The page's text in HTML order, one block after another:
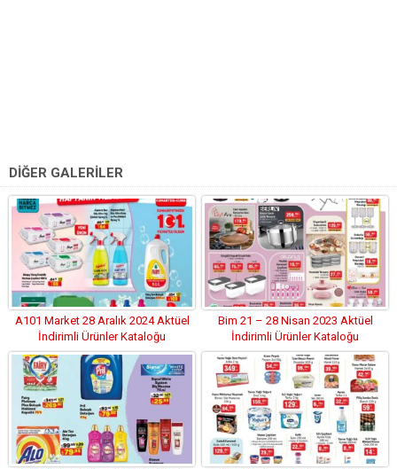
DİĞER GALERİLER
A101 Market 28 Aralık 2024 Aktüel
İndirimli Ürünler Kataloğu
Bim 21 – 28 Nisan 2023 Aktüel
İndirimli Ürünler Kataloğu